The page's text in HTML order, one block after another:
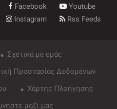
Facebook
Youtube
Instagram Rss Feeds
Σχετικά με εμάς
Προστασίας Δεδομένων
Χάρτης Πλοήγησης
μαζί μας